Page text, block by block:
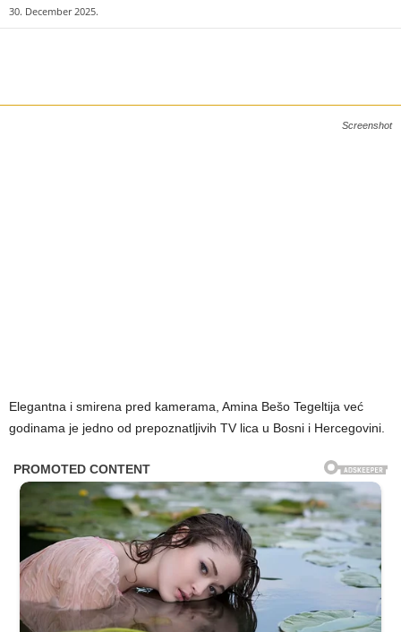
30. December 2025.
Screenshot
Elegantna i smirena pred kamerama, Amina Bešo Tegeltija već
godinama je jedno od prepoznatljivih TV lica u Bosni i Hercegovini.